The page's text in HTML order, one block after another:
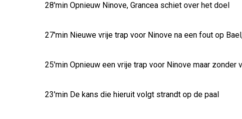
28'min Opnieuw Ninove, Grancea schiet over het doel
27'min Nieuwe vrije trap voor Ninove na een fout op
25'min Opnieuw een vrije trap voor Ninove maar zonder
23'min De kans die hieruit volgt strandt op de paal